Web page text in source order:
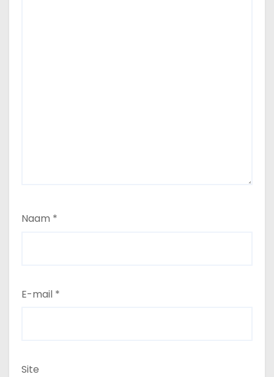
Naam *
E-mail *
Site